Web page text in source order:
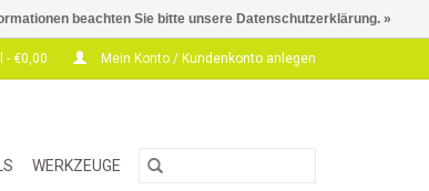
- €0,00 Mein Konto / Kundenkonto anlegen
WERKZEUGE
beachten Sie bitte unsere Datenschutzerklärung. »